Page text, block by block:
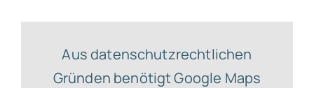
Aus datenschutzrechtlichen
Gründen benötigt Google Maps